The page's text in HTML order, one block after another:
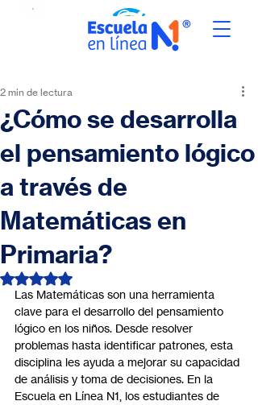
¿Cómo se desarrolla
el pensamiento lógico
a través de
Matemáticas en
Primaria?
2 min de lectura
Obtuvo NaN de 5 estrellas.
Las Matemáticas son una herramienta
clave para el desarrollo del pensamiento
lógico en los niños. Desde resolver
problemas hasta identificar patrones, esta
disciplina les ayuda a mejorar su capacidad
de análisis y toma de decisiones. En la
Escuela en Línea N1, los estudiantes de